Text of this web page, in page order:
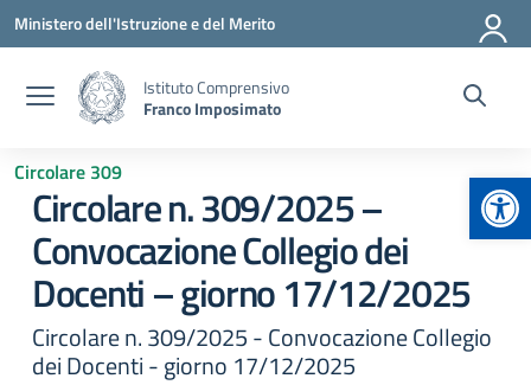
Vai ai contenuti
Vai al menu di navigazione
Vai al footer
Ministero dell'Istruzione e del Merito
Istituto Comprensivo
Franco Imposimato
Circolare 309
Circolare n. 309/2025 –
Convocazione Collegio dei
Docenti – giorno 17/12/2025
Circolare n. 309/2025 - Convocazione Collegio
dei Docenti - giorno 17/12/2025